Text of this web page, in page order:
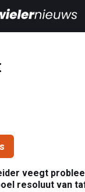
veegt
resoluut van